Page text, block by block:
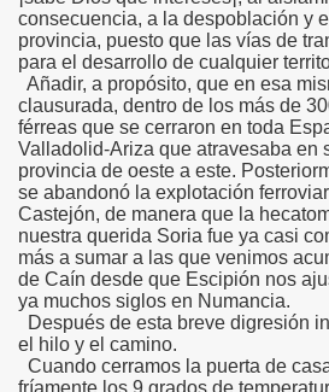
consecuencia, a la despoblación y
provincia, puesto que las vías de
para el desarrollo de cualquier
Añadir, a propósito, que en esa
clausurada, dentro de los más de
férreas que se cerraron en toda
Valladolid-Ariza que atravesaba en
provincia de oeste a este.
se abandonó la explotación
Castejón, de manera que la
nuestra querida Soria fue ya casi
más a sumar a las que venimos
de Caín desde que Escipión nos
ya muchos siglos en Numancia.
Después de esta breve digresión
el hilo y el camino.
Cuando cerramos la puerta de
fríamente los 9 grados de
de los 70 (Mª Victoria Soria y